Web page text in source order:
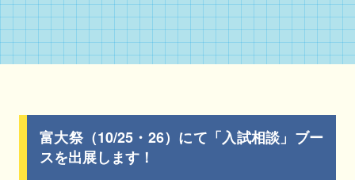
富大祭（10/25・26）にて「入試相談」ブー
スを出展します！